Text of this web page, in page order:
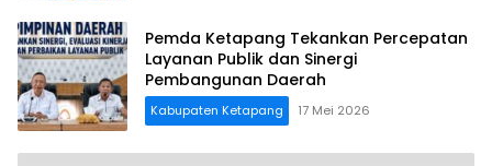
Pemda Ketapang Tekankan Percepatan
Layanan Publik dan Sinergi
Pembangunan Daerah
Kabupaten Ketapang 17 Mei 2026